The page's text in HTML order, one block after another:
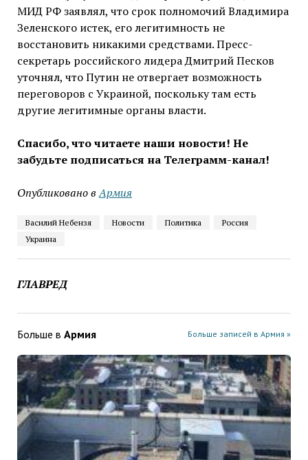
МИД РФ заявлял, что срок полномочий Владимира
Зеленского истек, его легитимность не
восстановить никакими средствами. Пресс-
секретарь российского лидера Дмитрий Песков
уточнял, что Путин не отвергает возможность
переговоров с Украиной, поскольку там есть
другие легитимные органы власти.
Спасибо, что читаете наши новости! Не
забудьте подписаться на Телеграмм-канал!
Опубликовано в Армия
Василий Небензя Новости Политика
Россия
Украина
ГЛАВРЕД
Больше в Армия Больше записей в Армия »